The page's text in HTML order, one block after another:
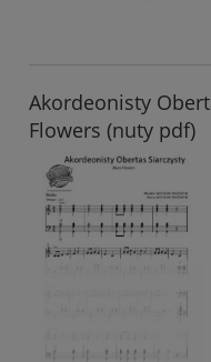
Akordeonisty
Flowers (nuty pdf)